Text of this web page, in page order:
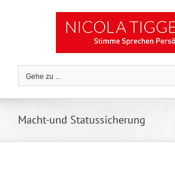
Gehe zu ...
Macht-und Statussicherung